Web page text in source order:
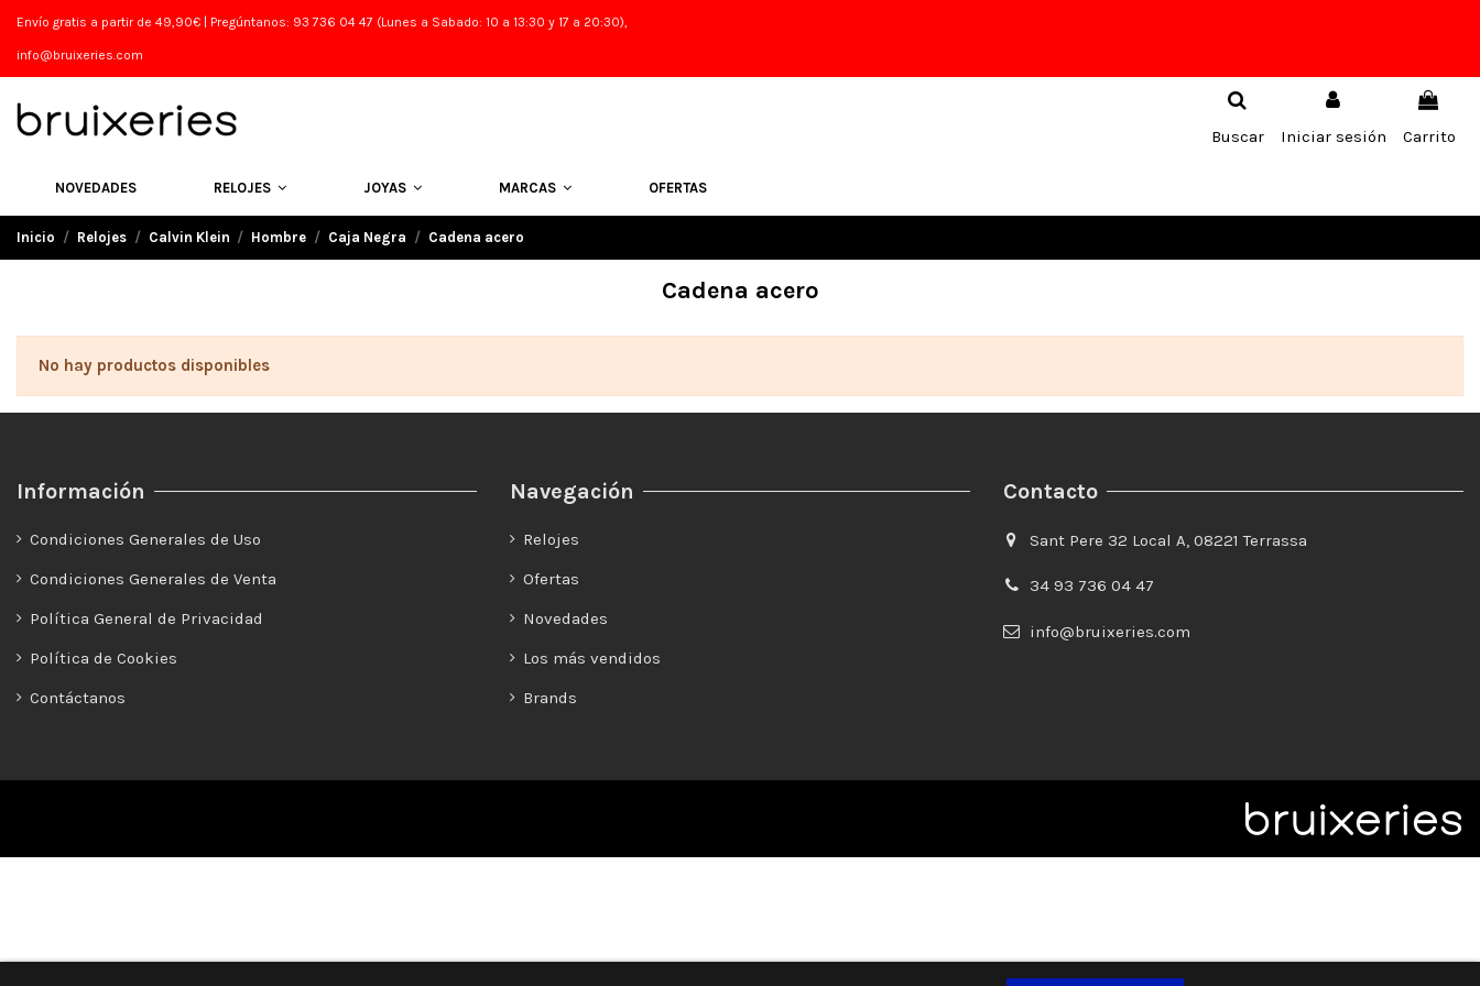
Envío gratis a partir de 49,90€ | Pregúntanos: 93 736 04 47 (Lunes a Sabado: 10 a 13:30 y 17 a 20:30),
info@bruixeries.com
Buscar Iniciar sesión Carrito
NOVEDADES RELOJES JOYAS MARCAS OFERTAS
Inicio Relojes Calvin Klein Hombre Caja Negra Cadena acero
Cadena acero
No hay productos disponibles
Información
Condiciones Generales de Uso
Condiciones Generales de Venta
Política General de Privacidad
Política de Cookies
Contáctanos
Navegación
Relojes
Ofertas
Novedades
Los más vendidos
Brands
Contacto
Sant Pere 32 Local A, 08221 Terrassa
34 93 736 04 47
info@bruixeries.com